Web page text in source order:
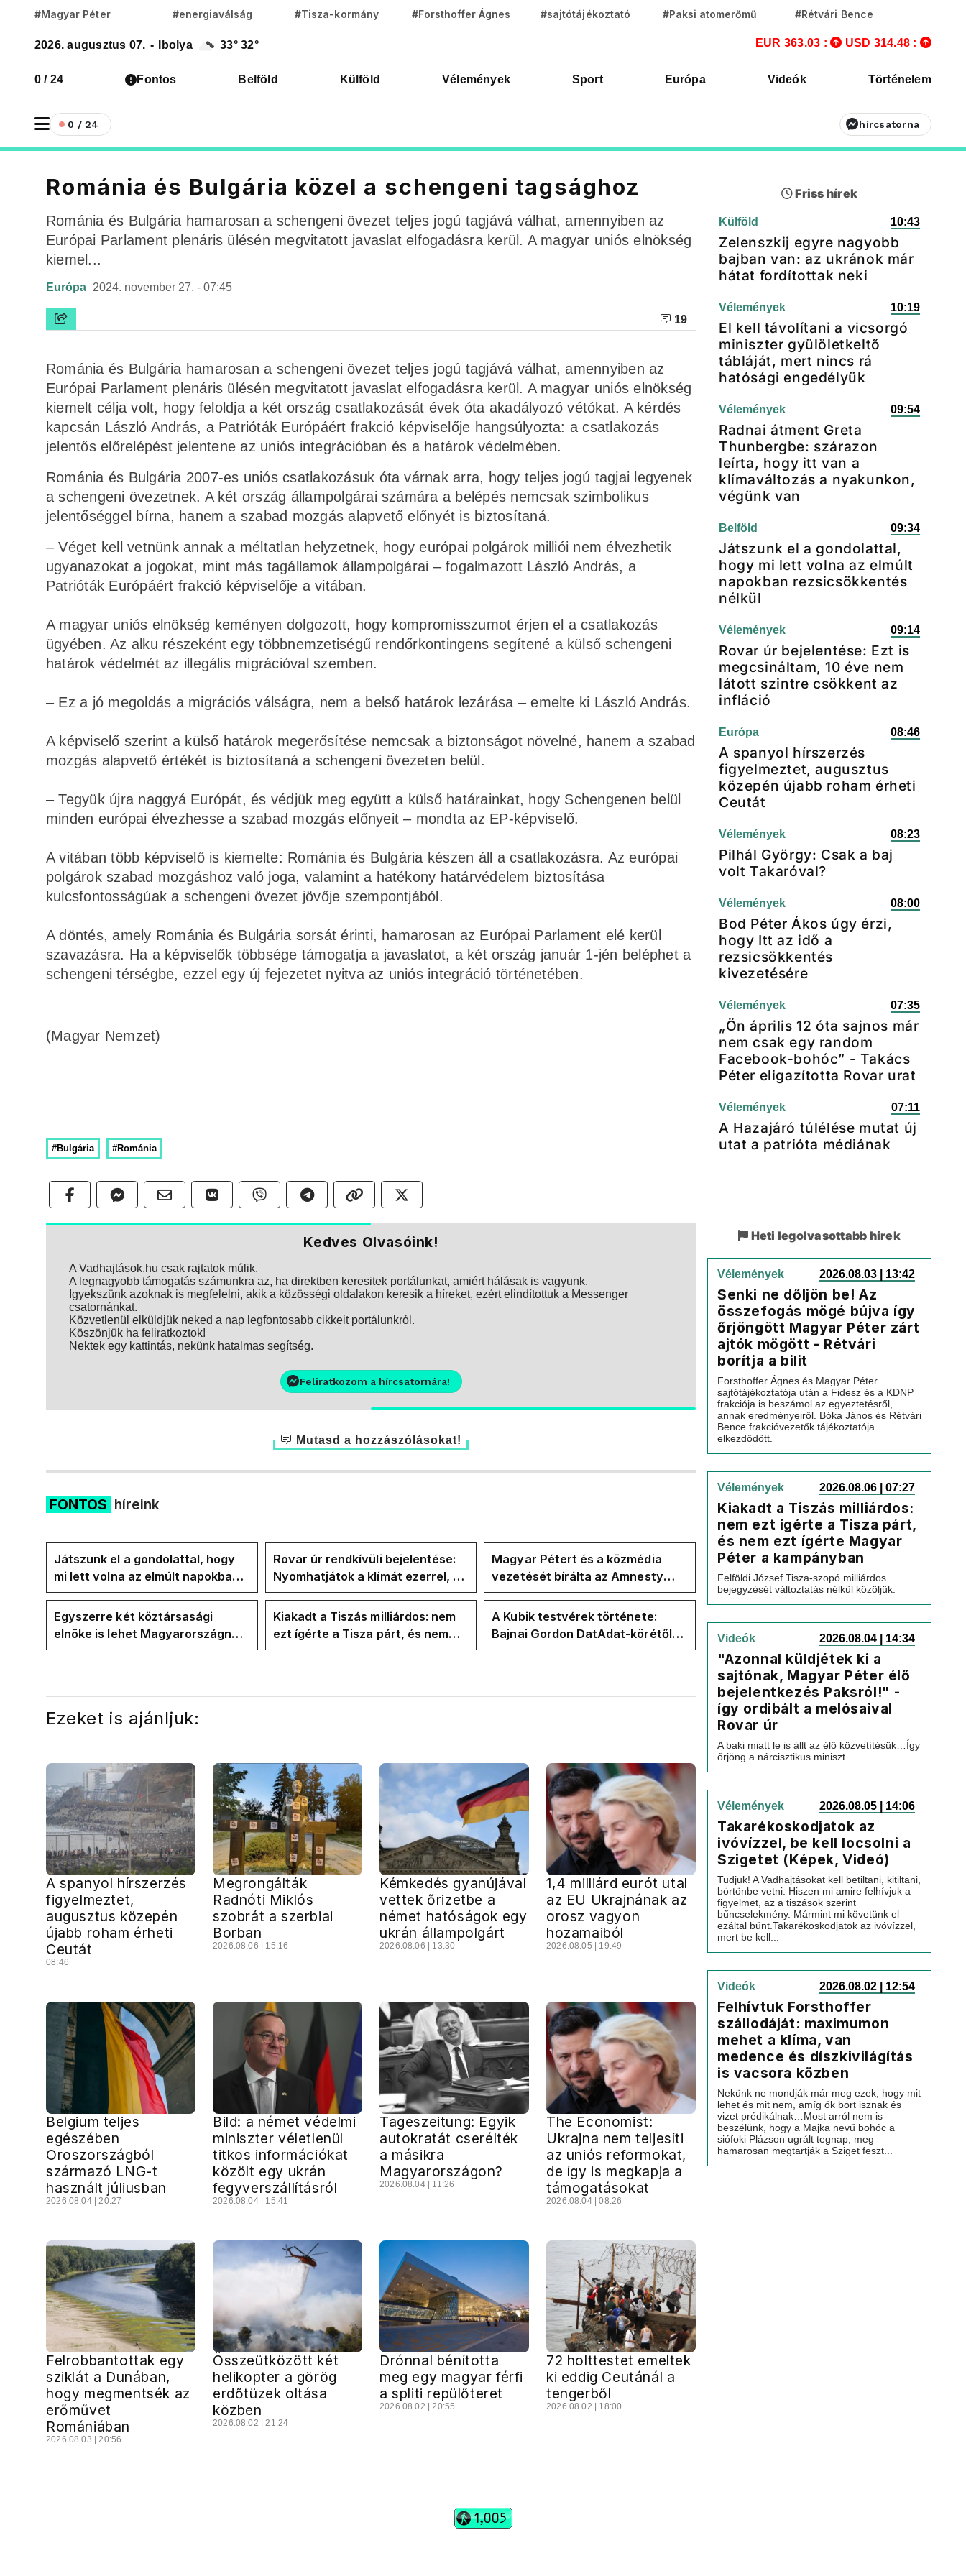
#Magyar Péter #energiaválság #Tisza-kormány #Forsthoffer Ágnes #sajtótájékoztató #Paksi atomerőmű #Rétvári Bence
2026. augusztus 07. - Ibolya 33° 32° EUR 363.03 : USD 314.48 :
0 / 24 Fontos Belföld Külföld Vélemények Sport Európa Videók Történelem
0 / 24 hírcsatorna
Románia és Bulgária közel a schengeni tagsághoz
Románia és Bulgária hamarosan a schengeni övezet teljes jogú tagjává válhat, amennyiben az
Európai Parlament plenáris ülésén megvitatott javaslat elfogadásra kerül. A magyar uniós elnökség
kiemel...
Európa 2024. november 27. - 07:45
19
Románia és Bulgária hamarosan a schengeni övezet teljes jogú tagjává válhat, amennyiben az
Európai Parlament plenáris ülésén megvitatott javaslat elfogadásra kerül. A magyar uniós elnökség
kiemelt célja volt, hogy feloldja a két ország csatlakozását évek óta akadályozó vétókat. A kérdés
kapcsán László András, a Patrióták Európáért frakció képviselője hangsúlyozta: a csatlakozás
jelentős előrelépést jelentene az uniós integrációban és a határok védelmében.
Románia és Bulgária 2007-es uniós csatlakozásuk óta várnak arra, hogy teljes jogú tagjai legyenek
a schengeni övezetnek. A két ország állampolgárai számára a belépés nemcsak szimbolikus
jelentőséggel bírna, hanem a szabad mozgás alapvető előnyét is biztosítaná.
– Véget kell vetnünk annak a méltatlan helyzetnek, hogy európai polgárok milliói nem élvezhetik
ugyanazokat a jogokat, mint más tagállamok állampolgárai – fogalmazott László András, a
Patrióták Európáért frakció képviselője a vitában.
A magyar uniós elnökség keményen dolgozott, hogy kompromisszumot érjen el a csatlakozás
ügyében. Az alku részeként egy többnemzetiségű rendőrkontingens segítené a külső schengeni
határok védelmét az illegális migrációval szemben.
– Ez a jó megoldás a migrációs válságra, nem a belső határok lezárása – emelte ki László András.
A képviselő szerint a külső határok megerősítése nemcsak a biztonságot növelné, hanem a szabad
mozgás alapvető értékét is biztosítaná a schengeni övezeten belül.
– Tegyük újra naggyá Európát, és védjük meg együtt a külső határainkat, hogy Schengenen belül
minden európai élvezhesse a szabad mozgás előnyeit – mondta az EP-képviselő.
A vitában több képviselő is kiemelte: Románia és Bulgária készen áll a csatlakozásra. Az európai
polgárok szabad mozgáshoz való joga, valamint a hatékony határvédelem biztosítása
kulcsfontosságúak a schengeni övezet jövője szempontjából.
A döntés, amely Románia és Bulgária sorsát érinti, hamarosan az Európai Parlament elé kerül
szavazásra. Ha a képviselők többsége támogatja a javaslatot, a két ország január 1-jén beléphet a
schengeni térségbe, ezzel egy új fejezetet nyitva az uniós integráció történetében.
(Magyar Nemzet)
#Bulgária #Románia
Kedves Olvasóink!
A Vadhajtások.hu csak rajtatok múlik.
A legnagyobb támogatás számunkra az, ha direktben keresitek portálunkat, amiért hálásak is vagyunk.
Igyekszünk azoknak is megfelelni, akik a közösségi oldalakon keresik a híreket, ezért elindítottuk a Messenger
csatornánkat.
Közvetlenül elküldjük neked a nap legfontosabb cikkeit portálunkról.
Köszönjük ha feliratkoztok!
Nektek egy kattintás, nekünk hatalmas segítség.
Feliratkozom a hírcsatornára!
Mutasd a hozzászólásokat!
FONTOS híreink
Játszunk el a gondolattal, hogy
mi lett volna az elmúlt napokban
rezsicsökkentés nélkül
Rovar úr rendkívüli bejelentése:
Nyomhatjátok a klímát ezerrel, a
hűtőket letekerhetitek, vége az
energiaválságnak
Magyar Pétert és a közmédia
vezetését bírálta az Amnesty
International a Klubrádióban
Egyszerre két köztársasági
elnöke is lehet Magyarországnak
jövő hétre
Kiakadt a Tiszás milliárdos: nem
ezt ígérte a Tisza párt, és nem
ezt ígérte Magyar Péter a
A Kubik testvérek története:
Bajnai Gordon DatAdat-körétől
az ECDA-n át Magyar Péter
Ezeket is ajánljuk:
A spanyol hírszerzés
figyelmeztet,
augusztus közepén
újabb roham érheti
Ceutát
08:46
Megrongálták
Radnóti Miklós
szobrát a szerbiai
Borban
2026.08.06 | 15:16
Kémkedés gyanújával
vettek őrizetbe a
német hatóságok egy
ukrán állampolgárt
2026.08.06 | 13:30
1,4 milliárd eurót utal
az EU Ukrajnának az
orosz vagyon
hozamaiból
2026.08.05 | 19:49
Belgium teljes
egészében
Oroszországból
származó LNG-t
használt júliusban
2026.08.04 | 20:27
Bild: a német védelmi
miniszter véletlenül
titkos információkat
közölt egy ukrán
fegyverszállításról
2026.08.04 | 15:41
Tageszeitung: Egyik
autokratát cserélték
a másikra
Magyarországon?
2026.08.04 | 11:26
The Economist:
Ukrajna nem teljesíti
az uniós reformokat,
de így is megkapja a
támogatásokat
2026.08.04 | 08:26
Felrobbantottak egy
sziklát a Dunában,
hogy megmentsék az
erőművet
Romániában
2026.08.03 | 20:56
Összeütközött két
helikopter a görög
erdőtüzek oltása
közben
2026.08.02 | 21:24
Drónnal bénította
meg egy magyar férfi
a spliti repülőteret
2026.08.02 | 20:55
72 holttestet emeltek
ki eddig Ceutánál a
tengerből
2026.08.02 | 18:00
Friss hírek
Külföld 10:43
Zelenszkij egyre nagyobb
bajban van: az ukránok már
hátat fordítottak neki
Vélemények 10:19
El kell távolítani a vicsorgó
miniszter gyülöletkeltő
tábláját, mert nincs rá
hatósági engedélyük
Vélemények 09:54
Radnai átment Greta
Thunbergbe: szárazon
leírta, hogy itt van a
klímaváltozás a nyakunkon,
végünk van
Belföld 09:34
Játszunk el a gondolattal,
hogy mi lett volna az elmúlt
napokban rezsicsökkentés
nélkül
Vélemények 09:14
Rovar úr bejelentése: Ezt is
megcsináltam, 10 éve nem
látott szintre csökkent az
infláció
Európa 08:46
A spanyol hírszerzés
figyelmeztet, augusztus
közepén újabb roham érheti
Ceutát
Vélemények 08:23
Pilhál György: Csak a baj
volt Takaróval?
Vélemények 08:00
Bod Péter Ákos úgy érzi,
hogy Itt az idő a
rezsicsökkentés
kivezetésére
Vélemények 07:35
„Ön április 12 óta sajnos már
nem csak egy random
Facebook-bohóc” - Takács
Péter eligazította Rovar urat
Vélemények 07:11
A Hazajáró túlélése mutat új
utat a patrióta médiának
Heti legolvasottabb hírek
Vélemények 2026.08.03 | 13:42
Senki ne dőljön be! Az
összefogás mögé bújva így
őrjöngött Magyar Péter zárt
ajtók mögött - Rétvári
borítja a bilit
Forsthoffer Ágnes és Magyar Péter
sajtótájékoztatója után a Fidesz és a KDNP
frakciója is beszámol az egyeztetésről,
annak eredményeiről. Bóka János és Rétvári
Bence frakcióvezetők tájékoztatója
elkezdődött.
Vélemények 2026.08.06 | 07:27
Kiakadt a Tiszás milliárdos:
nem ezt ígérte a Tisza párt,
és nem ezt ígérte Magyar
Péter a kampányban
Felföldi József Tisza-szopó milliárdos
bejegyzését változtatás nélkül közöljük.
Videók 2026.08.04 | 14:34
"Azonnal küldjétek ki a
sajtónak, Magyar Péter élő
bejelentkezés Paksról!" -
így ordibált a melósaival
Rovar úr
A baki miatt le is állt az élő közvetítésük…Így
őrjöng a nárcisztikus miniszt...
Vélemények 2026.08.05 | 14:06
Takarékoskodjatok az
ivóvízzel, be kell locsolni a
Szigetet (Képek, Videó)
Tudjuk! A Vadhajtásokat kell betiltani, kitiltani,
börtönbe vetni. Hiszen mi amire felhívjuk a
figyelmet, az a tiszások szerint
bűncselekmény. Mármint mi követünk el
ezáltal bűnt.Takarékoskodjatok az ivóvízzel,
mert be kell...
Videók 2026.08.02 | 12:54
Felhívtuk Forsthoffer
szállodáját: maximumon
mehet a klíma, van
medence és díszkivilágítás
is vacsora közben
Nekünk ne mondják már meg ezek, hogy mit
lehet és mit nem, amíg ők bort isznak és
vizet prédikálnak…Most arról nem is
beszélünk, hogy a Majka nevű bohóc a
siófoki Plázson ugrált tegnap, meg
hamarosan megtartják a Sziget feszt...